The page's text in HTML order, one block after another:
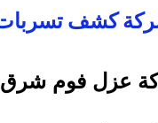
كشف تسربات
عزل فوم شرق